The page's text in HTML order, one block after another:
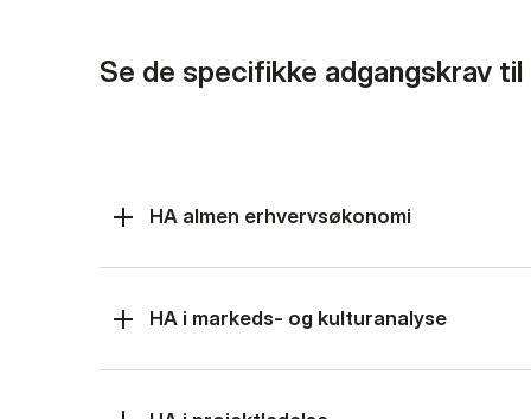
Se de specifikke adgangskrav
HA almen erhvervsøkonomi
HA i markeds- og kulturanalyse